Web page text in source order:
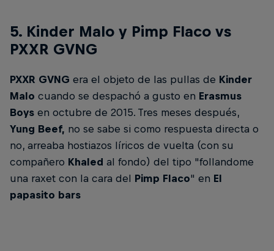
5. Kinder Malo y Pimp Flaco vs
PXXR GVNG
PXXR GVNG era el objeto de las pullas de Kinder
Malo cuando se despachó a gusto en Erasmus
Boys en octubre de 2015. Tres meses después,
Yung Beef, no se sabe si como respuesta directa o
no, arreaba hostiazos líricos de vuelta (con su
compañero Khaled al fondo) del tipo "follandome
una raxet con la cara del Pimp Flaco" en El
papasito bars